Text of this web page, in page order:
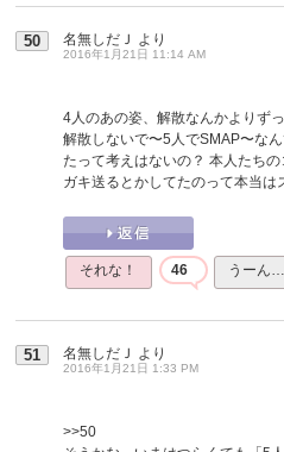
50 名無しだＪ より
2016年1月21日 11:14 AM
4人のあの姿、解散なんかよりず
解散しないで〜5人でSMAP〜な
たって考えはないの？ 本人たち
ガキ送るとかしてたのって本当は
それな！ 46 うーん…
51 名無しだＪ より
2016年1月21日 1:33 PM
>>50